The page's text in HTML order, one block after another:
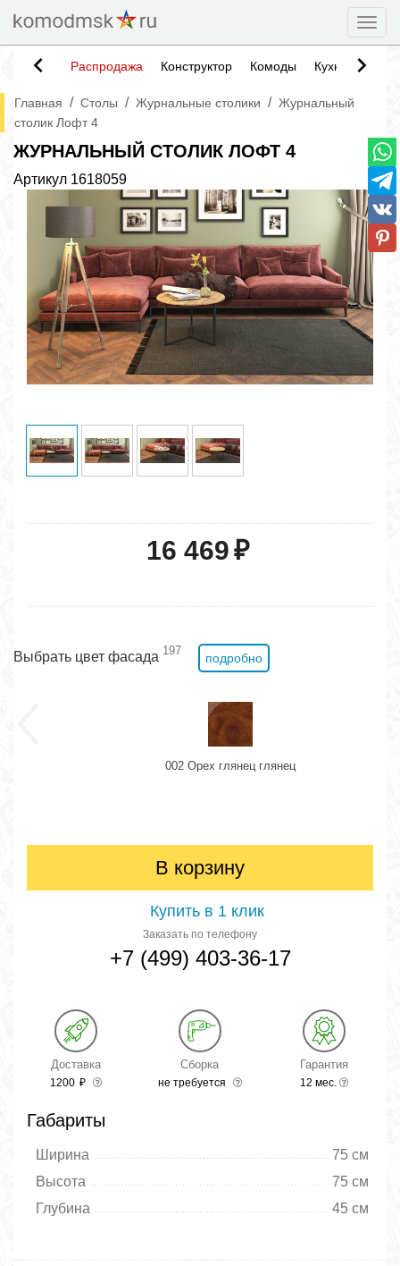
Распродажа Конструктор Комоды Кухни
Главная / Столы / Журнальные столики / Журнальный
столик Лофт 4
ЖУРНАЛЬНЫЙ СТОЛИК ЛОФТ 4
Артикул 1618059
16 469₽
Выбрать цвет фасада 197
подробно
002 Орех глянец глянец
В корзину
Купить в 1 клик
Заказать по телефону
+7 (499) 403-36-17
Доставка
1200 ₽
Сборка
не требуется
Гарантия
12 мес.
Габариты
Ширина
75 см
Высота
75 см
Глубина
45 см